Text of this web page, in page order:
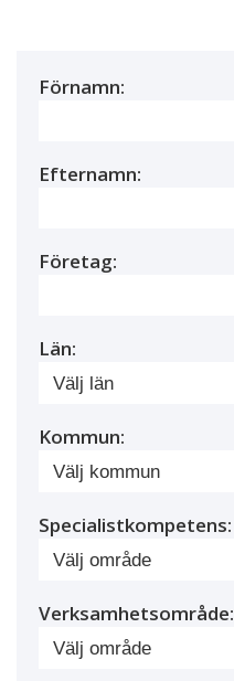
Förnamn:
Efternamn:
Företag:
Län:
Kommun:
Specialistkompetens:
Verksamhetsområde: